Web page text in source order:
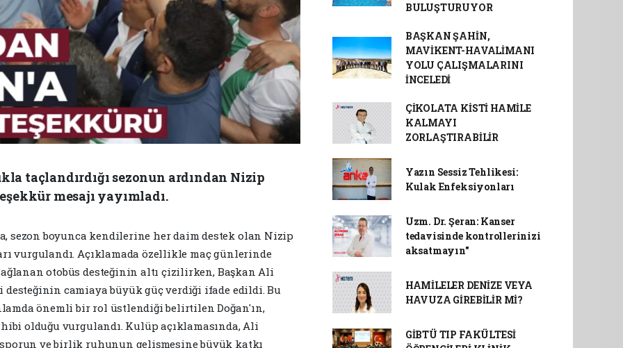
taçlandırdığı sezonun ardından Nizip
mesajı yayımladı.
sezon boyunca kendilerine her daim destek olan Nizip
vurgulandı. Açıklamada özellikle maç günlerinde
otobüs desteğinin altı çizilirken, Başkan Ali
camiaya büyük güç verdiği ifade edildi. Bu
önemli bir rol üstlendiği belirtilen Doğan'ın,
olduğu vurgulandı. Kulüp açıklamasında, Ali
ve birlik ruhunun gelişmesine büyük katkı
BULUŞTURUYOR
BAŞKAN ŞAHİN,
MAVİKENT-HAVALİMANI
YOLU ÇALIŞMALARINI
İNCELEDİ
ÇİKOLATA KİSTİ HAMİLE
KALMAYI
ZORLAŞTIRABİLİR
Yazın Sessiz Tehlikesi:
Kulak Enfeksiyonları
Uzm. Dr. Şeran: Kanser
tedavisinde kontrollerinizi
aksatmayın"
HAMİLELER DENİZE VEYA
HAVUZA GİREBİLİR Mİ?
GİBTÜ TIP FAKÜLTESİ